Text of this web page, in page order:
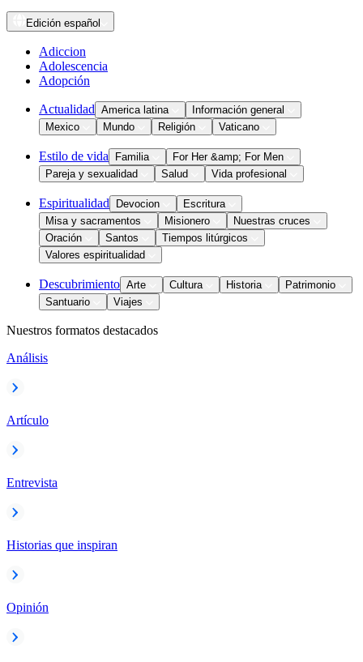
Edición español
Adiccion
Adolescencia
Adopción
Actualidad America latina
Información general
Mexico
Mundo Religión Vaticano
Estilo de vida Familia
For Her &amp; For Men
Pareja y sexualidad
Salud Vida profesional
Espiritualidad Devocion
Escritura
Misa y sacramentos
Misionero
Nuestras cruces
Oración
Santos
Tiempos litúrgicos
Valores espiritualidad
Descubrimiento Arte Cultura Historia
Patrimonio
Santuario
Viajes
Nuestros formatos destacados
Análisis
Artículo
Entrevista
Historias que inspiran
Opinión